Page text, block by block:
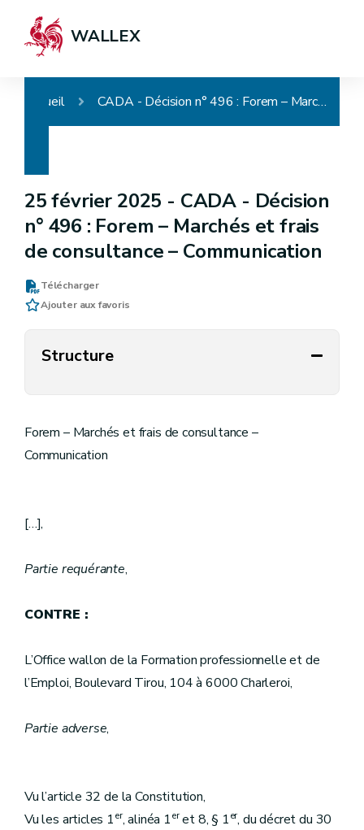
WALLEX
Accueil CADA - Décision n° 496 : Forem – Marchés et frais de consultance – Communication
25 février 2025 - CADA - Décision
n° 496 : Forem – Marchés et frais
de consultance – Communication
Télécharger
Ajouter aux favoris
Structure
Forem – Marchés et frais de consultance –
Communication
[…],
Partie requérante,
CONTRE :
L’Office wallon de la Formation professionnelle et de
l’Emploi, Boulevard Tirou, 104 à 6000 Charleroi,
Partie adverse,
Vu l’article 32 de la Constitution,
Vu les articles 1er, alinéa 1eret 8, § 1er, du décret du 30